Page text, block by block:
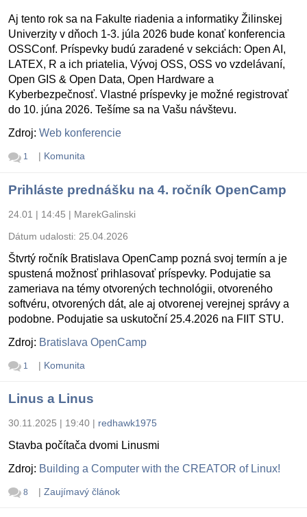
Aj tento rok sa na Fakulte riadenia a informatiky Žilinskej
Univerzity v dňoch 1-3. júla 2026 bude konať konferencia
OSSConf. Príspevky budú zaradené v sekciách: Open AI,
LATEX, R a ich priatelia, Vývoj OSS, OSS vo vzdelávaní,
Open GIS & Open Data, Open Hardware a
Kyberbezpečnosť. Vlastné príspevky je možné registrovať
do 10. júna 2026. Tešíme sa na Vašu návštevu.
Zdroj: Web konferencie
1 | Komunita
Prihláste prednášku na 4. ročník OpenCamp
24.01 | 14:45 | MarekGalinski
Dátum udalosti: 25.04.2026
Štvrtý ročník Bratislava OpenCamp pozná svoj termín a je
spustená možnosť prihlasovať príspevky. Podujatie sa
zameriava na témy otvorených technológii, otvoreného
softvéru, otvorených dát, ale aj otvorenej verejnej správy a
podobne. Podujatie sa uskutoční 25.4.2026 na FIIT STU.
Zdroj: Bratislava OpenCamp
1 | Komunita
Linus a Linus
30.11.2025 | 19:40 | redhawk1975
Stavba počítača dvomi Linusmi
Zdroj: Building a Computer with the CREATOR of Linux!
8 | Zaujímavý článok